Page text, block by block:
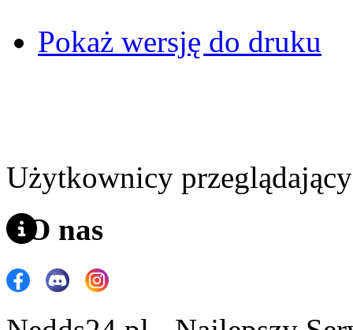
Pokaż wersję do druku
Użytkownicy
O nas